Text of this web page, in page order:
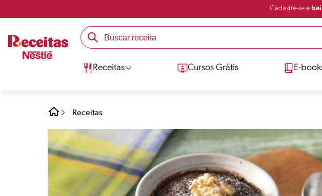
Cadastre-se e
Receitas Cursos Grátis E-
Receitas